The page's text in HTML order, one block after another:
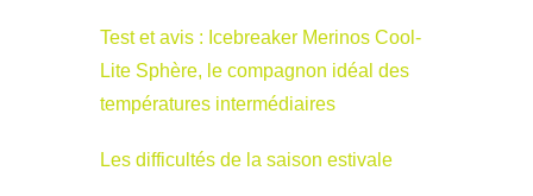
Test et avis : Icebreaker Merinos Cool-
Lite Sphère, le compagnon idéal des
températures intermédiaires
Les difficultés de la saison estivale